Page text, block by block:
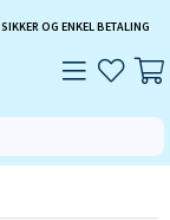
SIKKER OG ENKEL BETALING